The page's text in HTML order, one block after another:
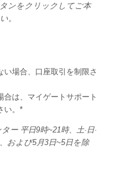
ンをクリックしてご本
。
場合、口座取引を制限さ
合は、マイゲートサポート
い。*
ー 平日9時~21時、土·日·
および5月3日~5日を除